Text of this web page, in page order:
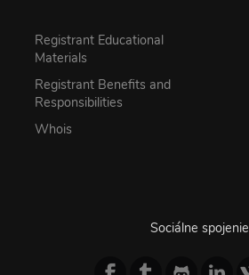
Registrant Educational
Materials
Registrant Benefits and
Responsibilities
Whois
Sociálne spojenie